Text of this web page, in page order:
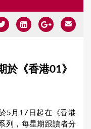
於《香港01》
5月17日起在《香港
列，每星期跟讀者分